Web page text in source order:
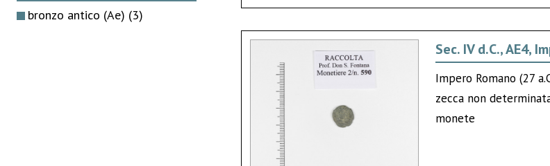
bronzo antico (Ae) (3)
Sec. IV d.C., AE4,
Impero Romano (27
zecca non
monete